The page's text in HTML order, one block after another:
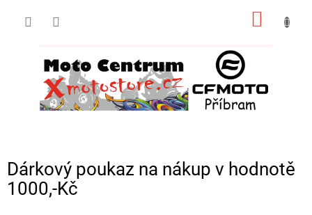
Dárkový poukaz na nákup v hodnotě
1000,-Kč